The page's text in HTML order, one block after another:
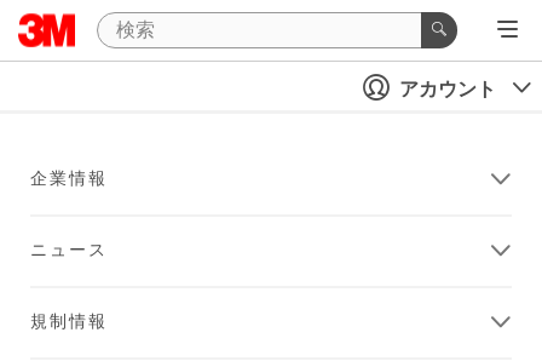
アカウント
企業情報
ニュース
規制情報